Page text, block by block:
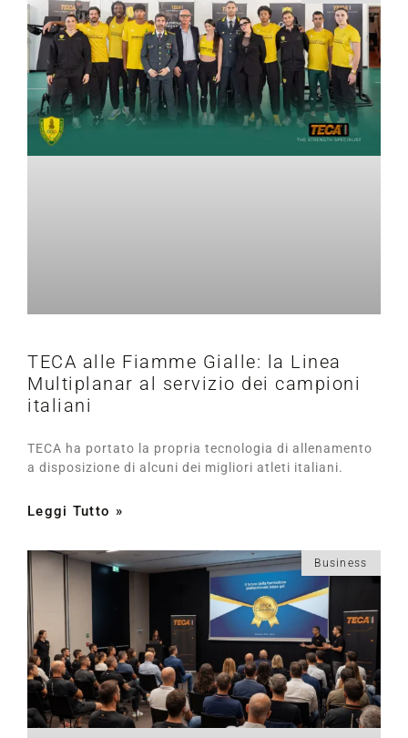
TECA alle Fiamme Gialle: la Linea
Multiplanar al servizio dei campioni
italiani
TECA ha portato la propria tecnologia di allenamento
a disposizione di alcuni dei migliori atleti italiani.
Leggi Tutto »
Business